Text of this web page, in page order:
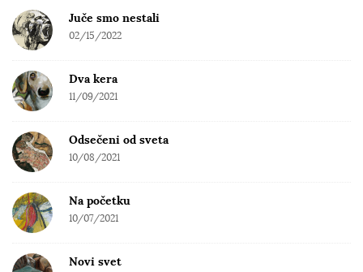
a
r
Juče smo nestali
02/15/2022
Dva kera
11/09/2021
Odsečeni od sveta
10/08/2021
Na početku
10/07/2021
Novi svet